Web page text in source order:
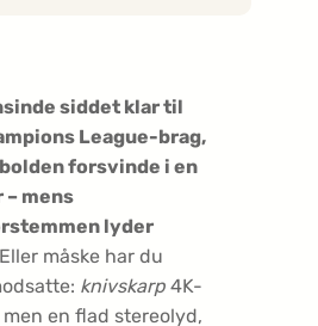
siddet klar til
League-brag,
forsvinde i en
– mens
lyder
Eller måske har du
knivskarp 4K-
en flad stereolyd,